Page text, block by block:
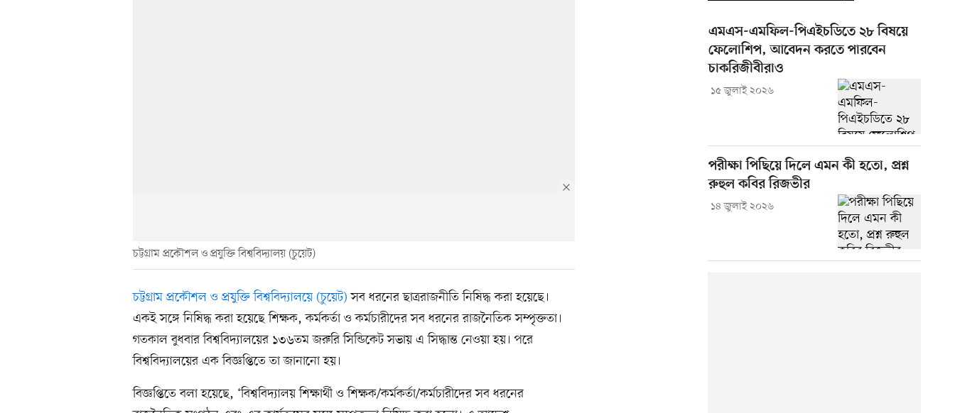
চট্টগ্রাম প্রকৌশল ও প্রযুক্তি বিশ্ববিদ্যালয় (চুয়েট)
চট্টগ্রাম প্রকৌশল ও প্রযুক্তি বিশ্ববিদ্যালয়ে (চুয়েট) সব ধরনের ছাত্ররাজনীতি নিষিদ্ধ করা হয়েছে।
একই সঙ্গে নিষিদ্ধ করা হয়েছে শিক্ষক, কর্মকর্তা ও কর্মচারীদের সব ধরনের রাজনৈতিক সম্পৃক্ততা।
গতকাল বুধবার বিশ্ববিদ্যালয়ের ১৩৬তম জরুরি সিন্ডিকেট সভায় এ সিদ্ধান্ত নেওয়া হয়। পরে
বিশ্ববিদ্যালয়ের এক বিজ্ঞপ্তিতে তা জানানো হয়।
বিজ্ঞপ্তিতে বলা হয়েছে, ‘বিশ্ববিদ্যালয় শিক্ষার্থী ও শিক্ষক/কর্মকর্তা/কর্মচারীদের সব ধরনের
এমএস-এমফিল-পিএইচডিতে ২৮ বিষয়ে
ফেলোশিপ, আবেদন করতে পারবেন
চাকরিজীবীরাও
১৫ জুলাই ২০২৬
পরীক্ষা পিছিয়ে দিলে এমন কী হতো, প্রশ্ন
রুহুল কবির রিজভীর
১৪ জুলাই ২০২৬